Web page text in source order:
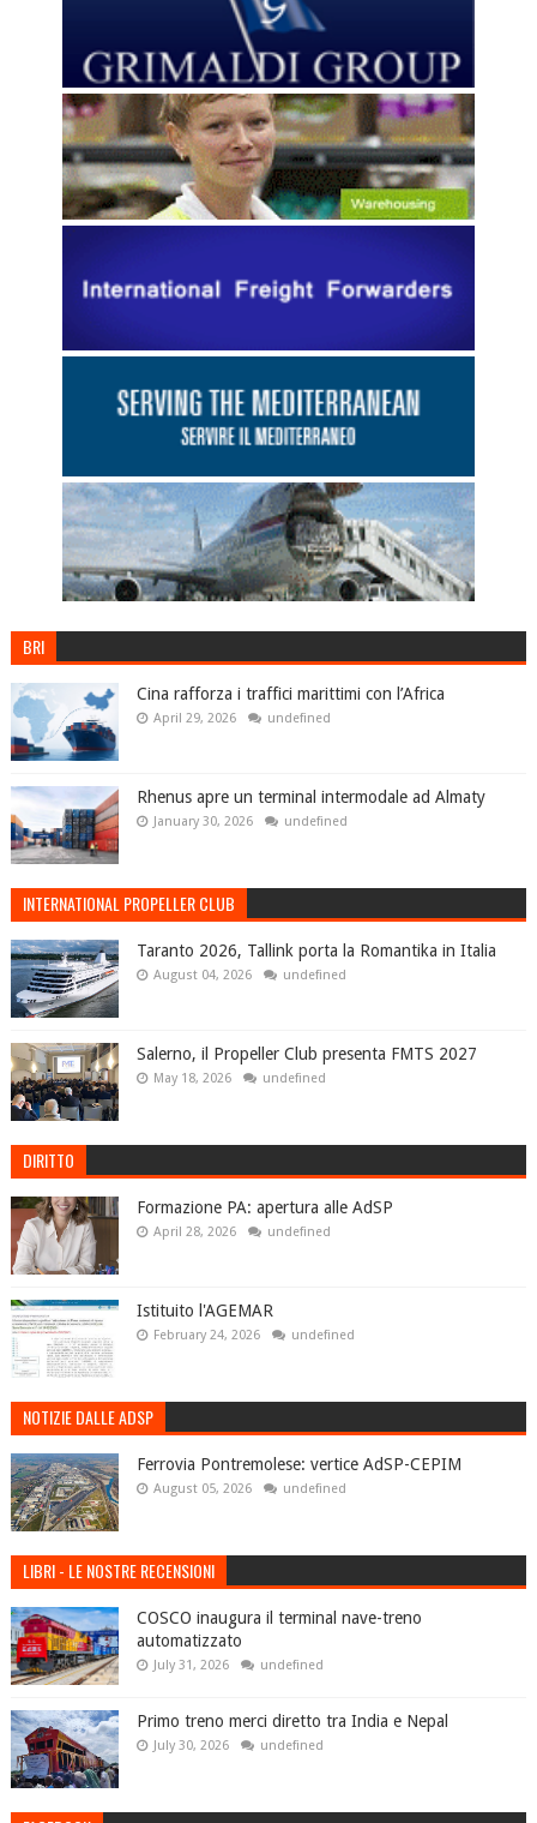
BRI
Cina rafforza i traffici marittimi con l’Africa
April 29, 2026 undefined
Rhenus apre un terminal intermodale ad Almaty
January 30, 2026 undefined
INTERNATIONAL PROPELLER CLUB
Taranto 2026, Tallink porta la Romantika in Italia
August 04, 2026 undefined
Salerno, il Propeller Club presenta FMTS 2027
May 18, 2026 undefined
DIRITTO
Formazione PA: apertura alle AdSP
April 28, 2026 undefined
Istituito l'AGEMAR
February 24, 2026 undefined
NOTIZIE DALLE ADSP
Ferrovia Pontremolese: vertice AdSP-CEPIM
August 05, 2026 undefined
LIBRI - LE NOSTRE RECENSIONI
COSCO inaugura il terminal nave-treno
automatizzato
July 31, 2026 undefined
Primo treno merci diretto tra India e Nepal
July 30, 2026 undefined